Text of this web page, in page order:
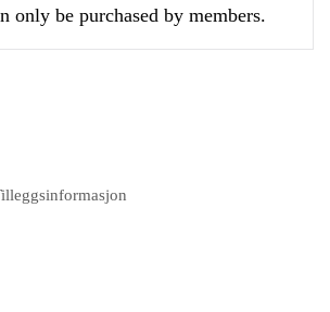
only be purchased by members.